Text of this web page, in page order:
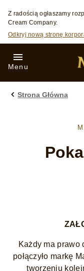
Skip to:
Z radością ogłaszamy
Cream Company.
Odkryj nową stronę
Menu
Strona Główna
Każdy ma prawo
połączyło markę
tworzeniu